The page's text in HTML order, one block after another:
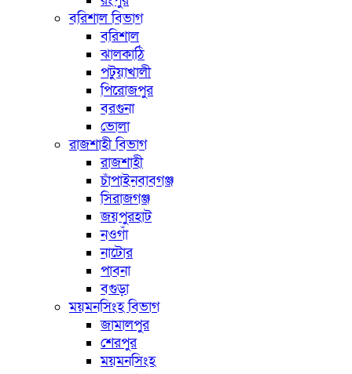
বরিশাল বিভাগ
বরিশাল
ঝালকাঠি
পটুয়াখালী
পিরোজপুর
বরগুনা
ভোলা
রাজশাহী বিভাগ
রাজশাহী
চাঁপাইনবাবগঞ্জ
সিরাজগঞ্জ
জয়পুরহাট
নওগাঁ
নাটোর
পাবনা
বগুড়া
ময়মনসিংহ বিভাগ
জামালপুর
শেরপুর
ময়মনসিংহ